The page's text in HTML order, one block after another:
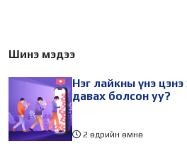
өдөр зохион
холбогдуулан Нийслэлийн
Шинэ мэдээ
Нэг лайкны үнэ
давах болсон уу?
2 өдрийн өмнө